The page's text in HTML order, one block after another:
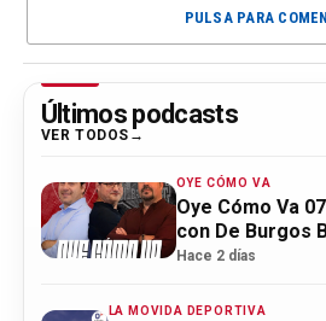
PULSA PARA
Últimos podcasts
VER TODOS
OYE CÓMO VA
Oye Cómo Va
con De Burgos
actualidad
Hace 2 días
LA MOVIDA DEPORTIVA